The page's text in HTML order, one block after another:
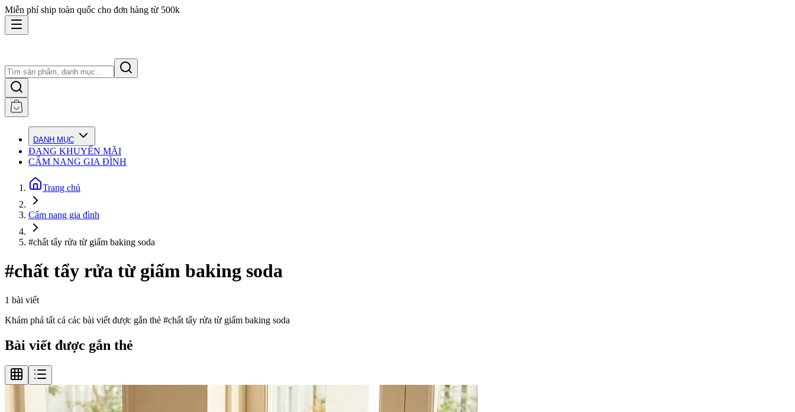
Miễn phí ship toàn quốc cho đơn hàng từ 500k
DANH MỤC
ĐANG KHUYẾN MÃI
CẨM NANG GIA ĐÌNH
Trang chủ
Cẩm nang gia đình
#chất tẩy rửa từ giấm baking soda
#chất tẩy rửa từ giấm baking soda
1 bài viết
Khám phá tất cả các bài viết được gắn thẻ #chất tẩy rửa từ giấm baking soda
Bài viết được gắn thẻ